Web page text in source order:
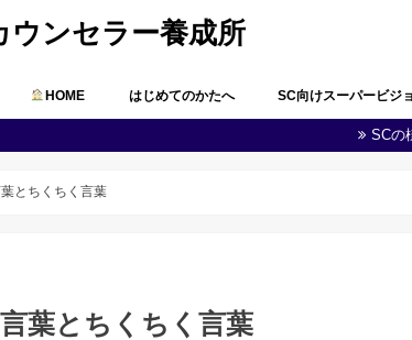
ウンセラー養成所
HOME はじめてのかたへ SC向けスーパービジ
SCの
とちくちく言葉
葉とちくちく言葉